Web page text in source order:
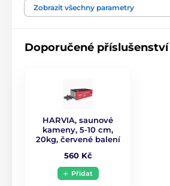
Napájení
Zobrazit všechny parametry
Doporučené příslušenství
HARVIA, saunové
kameny, 5-10 cm,
20kg, červené balení
560 Kč
Přidat